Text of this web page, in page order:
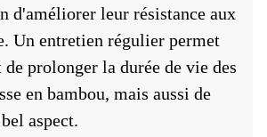
d'améliorer leur résistance aux
Un entretien régulier permet
de prolonger la durée de vie des
en bambou, mais aussi de
aspect.